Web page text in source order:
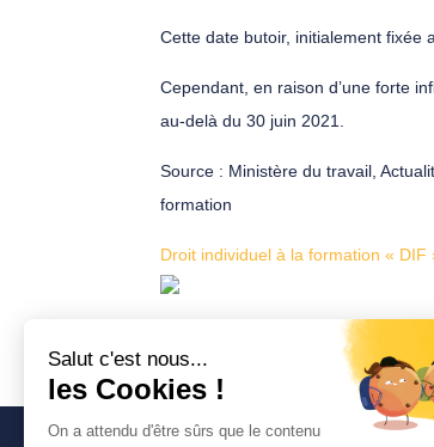
Cette date butoir, initialement fixée
Cependant, en raison d’une forte
au-delà du 30 juin 2021.
Source : Ministère du travail,
formation
Droit individuel à la formation «